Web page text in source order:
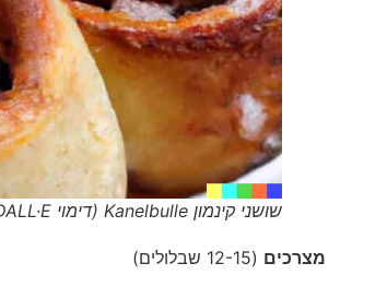
שושני קינמון Kanelbulle (דימוי DALL·E ע"י דני בר)
מצרכים (12-15 שבלולים)